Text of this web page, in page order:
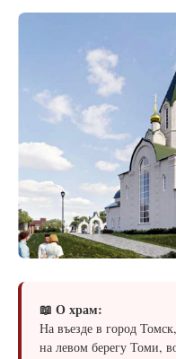
📖 О храм:
На въезде в город
на левом берегу Томи,